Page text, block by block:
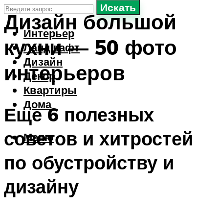
Искать
Интерьер
Ландшафт
Дизайн
Декор
Квартиры
Дома
Меню
Дизайн большой
кухни — 50 фото
интерьеров
Еще 6 полезных
советов и хитростей
по обустройству и
дизайну